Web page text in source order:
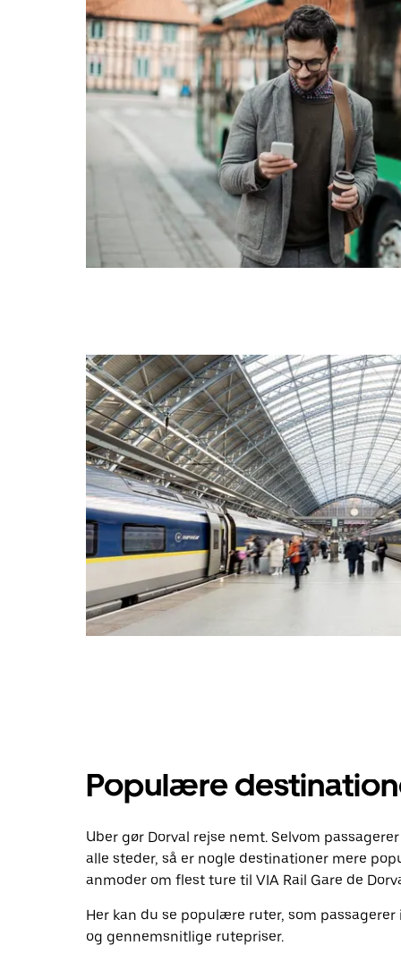
Populære
Uber gør Dorval rejse nemt. Selvom
alle steder, så er nogle destinationer mere
anmoder om flest ture til VIA Rail Gare de
Her kan du se populære ruter, som
og gennemsnitlige rutepriser.